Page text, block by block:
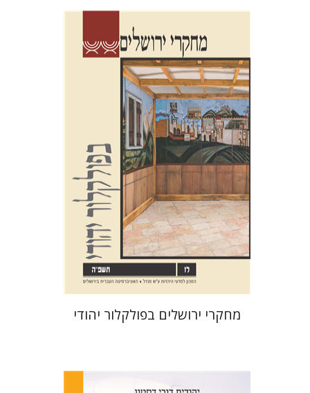
שלום צבר גלית חזן-רוקם
סלמון
הנחת אתר ספר מודפס
$35
$32
מחקרי ירושלים בפולקלור יהודי